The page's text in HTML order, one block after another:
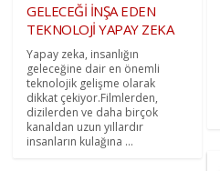
GELECEĞİ İNŞA EDEN
TEKNOLOJİ YAPAY ZEKA
Yapay zeka, insanlığın
geleceğine dair en önemli
teknolojik gelişme olarak
dikkat çekiyor.Filmlerden,
dizilerden ve daha birçok
kanaldan uzun yıllardır
insanların kulağına ...